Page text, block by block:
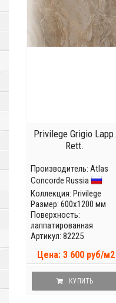
Privilege Grigio Lapp.
Rett.
Производитель: Atlas
Concorde Russia
Коллекция: Privilege
Размер: 600x1200 мм
Поверхность:
лаппатированная
Артикул: 82225
Цена: 3 600 руб/м2
КУПИТЬ